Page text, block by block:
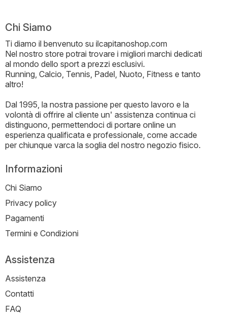
Chi Siamo
Ti diamo il benvenuto su ilcapitanoshop.com
Nel nostro store potrai trovare i migliori marchi dedicati
al mondo dello sport a prezzi esclusivi.
Running, Calcio, Tennis, Padel, Nuoto, Fitness e tanto
altro!
Dal 1995, la nostra passione per questo lavoro e la
volontà di offrire al cliente un' assistenza continua ci
distinguono, permettendoci di portare online un
esperienza qualificata e professionale, come accade
per chiunque varca la soglia del nostro negozio fisico.
Informazioni
Chi Siamo
Privacy policy
Pagamenti
Termini e Condizioni
Assistenza
Assistenza
Contatti
FAQ